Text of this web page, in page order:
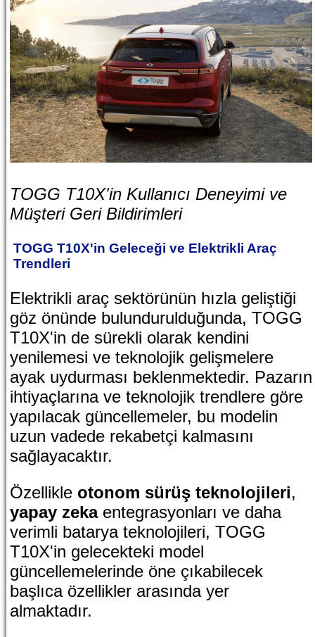
TOGG T10X'in Kullanıcı Deneyimi ve
Müşteri Geri Bildirimleri
TOGG T10X'in Geleceği ve Elektrikli Araç
Trendleri
Elektrikli araç sektörünün hızla geliştiği
göz önünde bulundurulduğunda, TOGG
T10X'in de sürekli olarak kendini
yenilemesi ve teknolojik gelişmelere
ayak uydurması beklenmektedir. Pazarın
ihtiyaçlarına ve teknolojik trendlere göre
yapılacak güncellemeler, bu modelin
uzun vadede rekabetçi kalmasını
sağlayacaktır.
Özellikle otonom sürüş teknolojileri,
yapay zekaentegrasyonları ve daha
verimli batarya teknolojileri, TOGG
T10X'in gelecekteki model
güncellemelerinde öne çıkabilecek
başlıca özellikler arasında yer
almaktadır.